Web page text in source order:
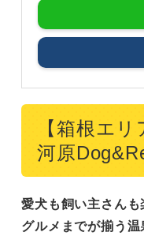
【箱根エ
河原
愛犬も飼い主さん
グルメまでが揃う温